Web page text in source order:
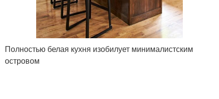
Полностью белая кухня изобилует минималистским
островом